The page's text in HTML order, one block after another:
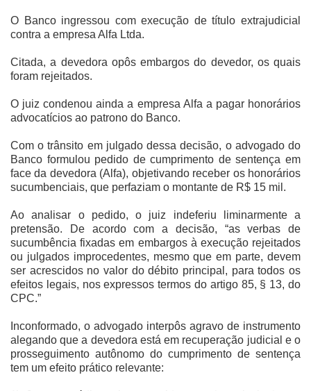
O Banco ingressou com execução de título extrajudicial
contra a empresa Alfa Ltda.
Citada, a devedora opôs embargos do devedor, os quais
foram rejeitados.
O juiz condenou ainda a empresa Alfa a pagar honorários
advocatícios ao patrono do Banco.
Com o trânsito em julgado dessa decisão, o advogado do
Banco formulou pedido de cumprimento de sentença em
face da devedora (Alfa), objetivando receber os honorários
sucumbenciais, que perfaziam o montante de R$ 15 mil.
Ao analisar o pedido, o juiz indeferiu liminarmente a
pretensão. De acordo com a decisão, “as verbas de
sucumbência fixadas em embargos à execução rejeitados
ou julgados improcedentes, mesmo que em parte, devem
ser acrescidos no valor do débito principal, para todos os
efeitos legais, nos expressos termos do artigo 85, § 13, do
CPC.”
Inconformado, o advogado interpôs agravo de instrumento
alegando que a devedora está em recuperação judicial e o
prosseguimento autônomo do cumprimento de sentença
tem um efeito prático relevante: